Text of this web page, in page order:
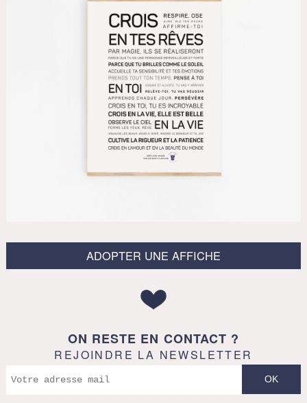
ADOPTER UNE AFFICHE
ON RESTE EN CONTACT ?
REJOINDRE LA NEWSLETTER